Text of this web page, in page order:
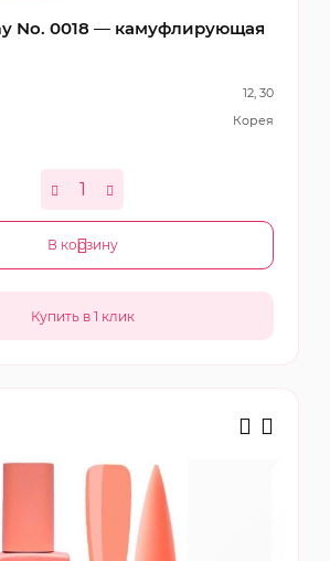
No. 0018 — камуфлирующая
12, 30
Корея
В корзину